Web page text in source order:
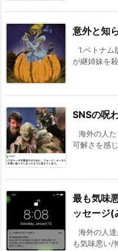
意外と知
1.ベトナム
が継姉妹を
SNSの呪
海外の人
可解さを感
最も気味
ッセージ(
海外の人
も気味悪い/